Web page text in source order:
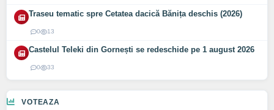
Traseu tematic spre Cetatea dacică Bănița deschis (2026)
0 13
Castelul Teleki din Gornești se redeschide pe 1 august 2026
0 33
VOTEAZA